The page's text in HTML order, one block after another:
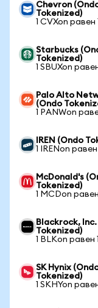
Chevron
Tokenized)
1 CVXon равен
Starbucks
Tokenized)
1 SBUXon
Palo Alto
(Ondo
1 PANWon
IREN (Ondo
1 IRENon
McDonald's
Tokenized)
1 MCDon
Blackrock,
Tokenized)
1 BLKon равен
SK Hynix
Tokenized)
1 SKHYon